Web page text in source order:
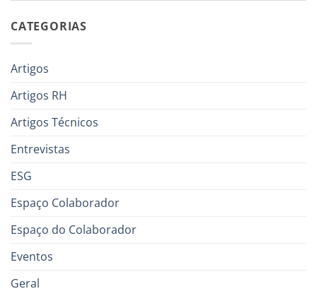
CATEGORIAS
Artigos
Artigos RH
Artigos Técnicos
Entrevistas
ESG
Espaço Colaborador
Espaço do Colaborador
Eventos
Geral